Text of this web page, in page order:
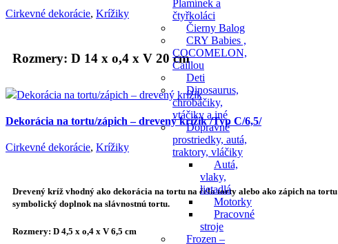
Plamínek a
čtyřkoláci
Čierny Balog
CRY Babies ,
COCOMELON,
Caillou
Deti
Dinosaurus,
chrobáčiky,
vtáčiky a iné
Dopravné
prostriedky, autá,
traktory, vláčiky
Autá,
vlaky,
lietadlá
Motorky
Pracovné
stroje
Frozen –
Cirkevné dekorácie, Krížiky
Rozmery: D 14 x o,4 x V 20 cm
Dekorácia na tortu/zápich – drevený krížik /Typ C/6,5/
Cirkevné dekorácie, Krížiky
Drevený kríž vhodný ako dekorácia na tortu na čelo torty alebo ako zápich na tortu
symbolický doplnok na slávnostnú tortu.
Rozmery: D 4,5 x o,4 x V 6,5 cm